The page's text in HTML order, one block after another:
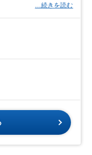
…続きを読む